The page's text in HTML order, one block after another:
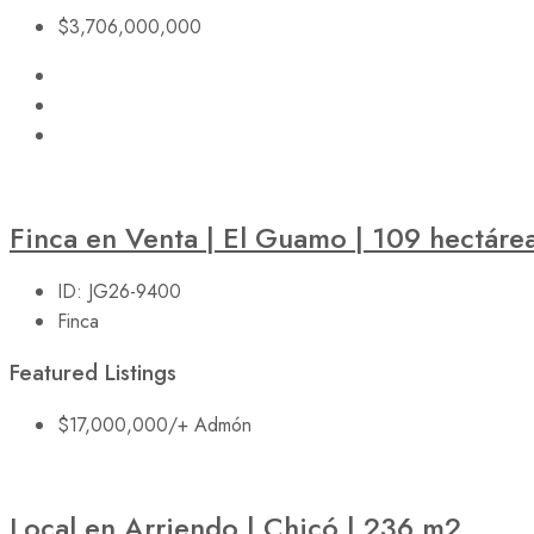
$3,706,000,000
Finca en Venta | El Guamo | 109
ID: JG26-9400
Finca
Featured Listings
$17,000,000/+ Admón